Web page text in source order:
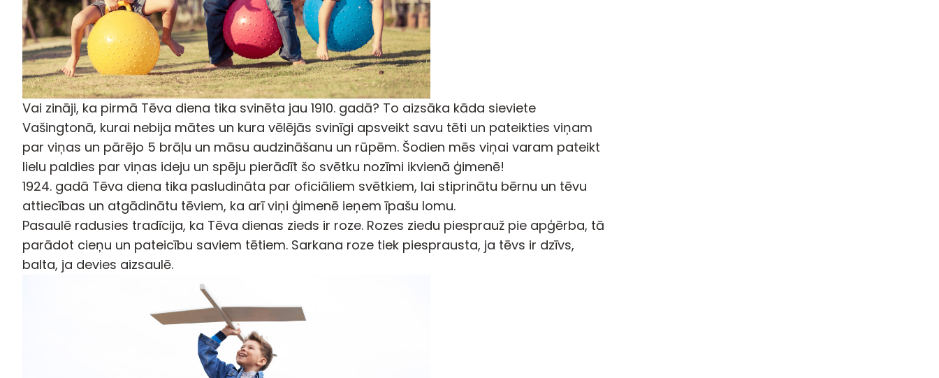
Vai zināji, ka pirmā Tēva diena tika svinēta jau 1910. gadā? To aizsāka kāda sieviete
Vašingtonā, kurai nebija mātes un kura vēlējās svinīgi apsveikt savu tēti un pateikties viņam
par viņas un pārējo 5 brāļu un māsu audzināšanu un rūpēm. Šodien mēs viņai varam pateikt
lielu paldies par viņas ideju un spēju pierādīt šo svētku nozīmi ikvienā ģimenē!
1924. gadā Tēva diena tika pasludināta par oficiāliem svētkiem, lai stiprinātu bērnu un tēvu
attiecības un atgādinātu tēviem, ka arī viņi ģimenē ieņem īpašu lomu.
Pasaulē radusies tradīcija, ka Tēva dienas zieds ir roze. Rozes ziedu piesprauž pie apģērba, tā
parādot cieņu un pateicību saviem tētiem. Sarkana roze tiek piesprausta, ja tēvs ir dzīvs,
balta, ja devies aizsaulē.